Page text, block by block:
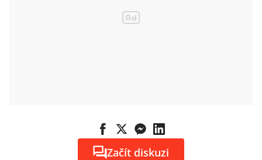
Začít diskuzi